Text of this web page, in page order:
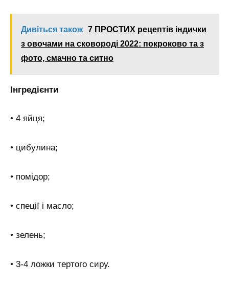
Дивіться також 7 ПРОСТИХ рецептів індички
з овочами на сковороді 2022: покроково та з
фото, смачно та ситно
Інгредієнти
• 4 яйця;
• цибулина;
• помідор;
• спеції і масло;
• зелень;
• 3-4 ложки тертого сиру.